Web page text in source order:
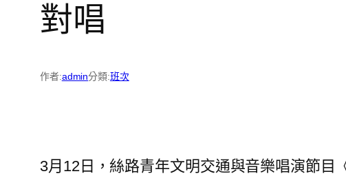
對唱
作者:admin分類:班次
3月12日，絲路青年文明交通與音樂唱演節目